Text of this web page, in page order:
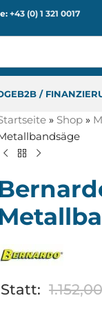
+43 (0) 1 321 0017
B2B /
» Shop »
Statt: